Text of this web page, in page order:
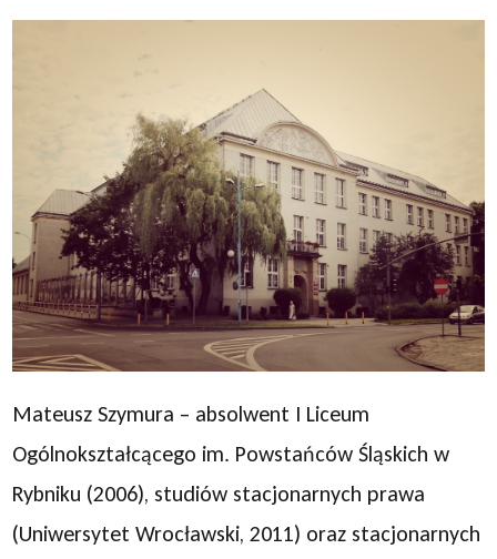
Mateusz Szymura – absolwent I Liceum
Ogólnokształcącego im. Powstańców Śląskich w
Rybniku (2006), studiów stacjonarnych prawa
(Uniwersytet Wrocławski, 2011) oraz stacjonarnych